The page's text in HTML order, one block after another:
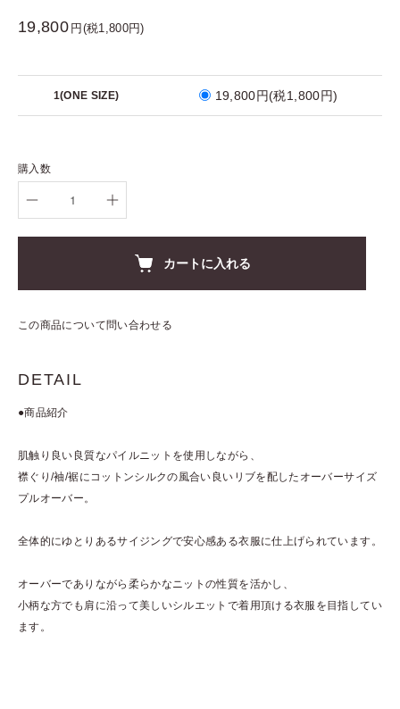
19,800 円(税1,800円)
1(ONE SIZE) 19,800円(税1,800円)
購入数
カートに入れる
この商品について問い合わせる
DETAIL
●商品紹介
肌触り良い良質なパイルニットを使用しながら、
襟ぐり/袖/裾にコットンシルクの風合い良いリブを配したオーバーサイズ
プルオーバー。
全体的にゆとりあるサイジングで安心感ある衣服に仕上げられています。
オーバーでありながら柔らかなニットの性質を活かし、
小柄な方でも肩に沿って美しいシルエットで着用頂ける衣服を目指してい
ます。